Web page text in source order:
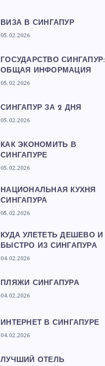
ВИЗА В СИНГАПУР
05.02.2026
ГОСУДАРСТВО СИНГАПУР:
ОБЩАЯ ИНФОРМАЦИЯ
05.02.2026
СИНГАПУР ЗА 2 ДНЯ
05.02.2026
КАК ЭКОНОМИТЬ В
СИНГАПУРЕ
05.02.2026
НАЦИОНАЛЬНАЯ КУХНЯ
СИНГАПУРА
05.02.2026
КУДА УЛЕТЕТЬ ДЕШЕВО И
БЫСТРО ИЗ СИНГАПУРА
04.02.2026
ПЛЯЖИ СИНГАПУРА
04.02.2026
ИНТЕРНЕТ В СИНГАПУРЕ
04.02.2026
ЛУЧШИЙ ОТЕЛЬ